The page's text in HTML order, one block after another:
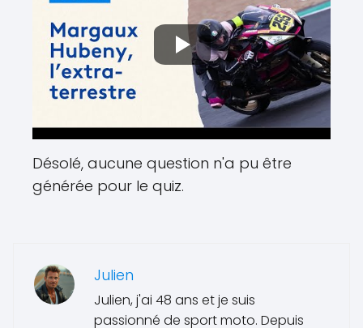
Désolé, aucune question n'a pu être
générée pour le quiz.
Julien
Julien, j'ai 48 ans et je suis
passionné de sport moto. Depuis